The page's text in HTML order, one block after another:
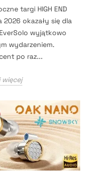
targi HIGH END
2026 okazały się dla
wyjątkowo
wydarzeniem.
po raz...
więcej